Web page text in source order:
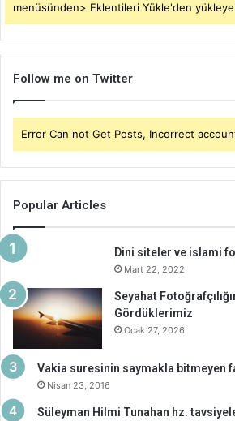
menüsünden> Eklentileri Yükle'den
Follow me on Twitter
Error Can not Get Posts, Incorrect
Popular Articles
Dini siteler ve islami
Mart 22, 2022
Seyahat
Gördüklerimiz
Ocak 27, 2026
Vakia suresinin saymakla bitmeyen
Nisan 23, 2016
Süleyman Hilmi Tunahan hz.